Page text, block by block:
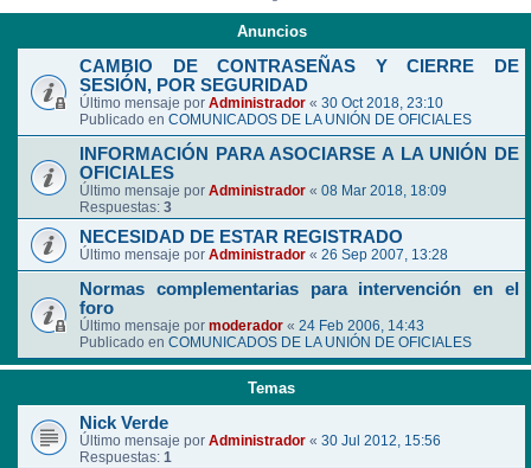
Anuncios
CAMBIO DE CONTRASEÑAS Y CIERRE DE
SESIÓN, POR SEGURIDAD
Último mensaje por Administrador « 30 Oct 2018, 23:10
Publicado en COMUNICADOS DE LA UNIÓN DE OFICIALES
INFORMACIÓN PARA ASOCIARSE A LA UNIÓN DE
OFICIALES
Último mensaje por Administrador « 08 Mar 2018, 18:09
Respuestas: 3
NECESIDAD DE ESTAR REGISTRADO
Último mensaje por Administrador « 26 Sep 2007, 13:28
Normas complementarias para intervención en el
foro
Último mensaje por moderador « 24 Feb 2006, 14:43
Publicado en COMUNICADOS DE LA UNIÓN DE OFICIALES
Temas
Nick Verde
Último mensaje por Administrador « 30 Jul 2012, 15:56
Respuestas: 1